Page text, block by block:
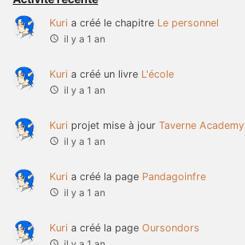
Kuri a créé le chapitre Le personnel
il y a 1 an
Kuri a créé un livre L'école
il y a 1 an
Kuri projet mise à jour Taverne Academy
il y a 1 an
Kuri a créé la page Pandagoinfre
il y a 1 an
Kuri a créé la page Oursondors